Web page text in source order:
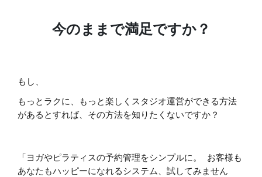
今のままで満足ですか？
もし、
もっとラクに、もっと楽しくスタジオ運営ができる方法
があるとすれば、 その方法を知りたくないですか？
「ヨガやピラティスの予約管理をシンプルに。 お客様も
あなたもハッピーになれるシステム、試してみません